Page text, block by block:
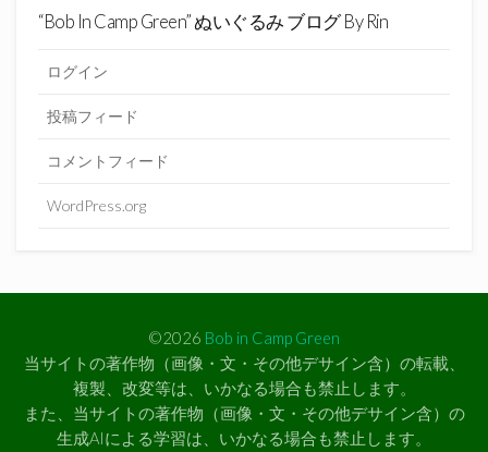
“Bob In Camp Green” ぬいぐるみ ブログ By Rin
ログイン
投稿フィード
コメントフィード
WordPress.org
©2026 Bob in Camp Green
当サイトの著作物（画像・文・その他デサイン含）の転載、
複製、改変等は、いかなる場合も禁止します。
また、当サイトの著作物（画像・文・その他デサイン含）の
生成AIによる学習は、いかなる場合も禁止します。